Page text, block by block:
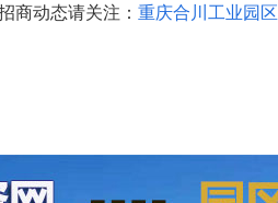
商动态请关注： 重庆合川工业园区